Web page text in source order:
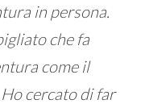
in persona.
che fa
come il
cercato di far